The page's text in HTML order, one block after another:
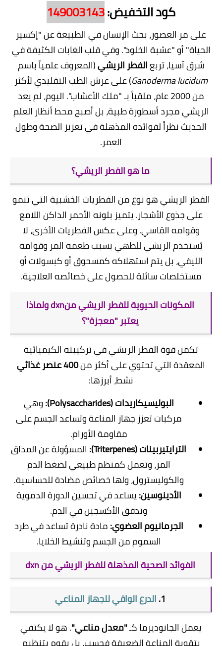
كود التخفيض:149003143
​على مر العصور، بحث الإنسان في الطبيعة عن "إكسير
الحياة" أو "عشبة الخلود". وفي قلب الغابات الكثيفة في
شرق آسيا، تربعالفطر الريشي(المعروف علمياً باسم
Ganoderma lucidum) على عرش الطب التقليدي لأكثر
من 2000 عام، ملقباً بـ "ملك الأعشاب". اليوم، لم يعد
الريشي مجرد أسطورة طبية، بل أصبح محط أنظار العلم
الحديث نظراً لفوائده المذهلة في تعزيز الصحة وطول
العمر.
​ما هو الفطر الريشي؟
​الفطر الريشي هو نوع من الفطريات الخشبية التي تنمو
على جذوع الأشجار. يتميز بلونه الأحمر الداكن اللامع
وقوامه القاسي. وعلى عكس الفطريات الأخرى، لا
يُستخدم الريشي للطهي بسبب طعمه المر وقوامه
الليفي، بل يتم استهلاكه كمسحوق أو كبسولات أو
مستخلصات سائلة للحصول على خصائصه العلاجية.
المكونات الحيوية للفطر الريشي منdxn ولماذا
يعتبر "معجزة"؟
​تكمن قوة الفطر الريشي في تركيبته الكيميائية
المعقدة التي تحتوي على أكثر من400 عنصر غذائي
نشط، أبرزها:
البوليسيكاريدات (Polysaccharides):
وهي
مركبات تعزز جهاز المناعة وتساعد الجسم على
مقاومة الأورام.
الترايتيربينات (Triterpenes):
المسؤولة عن المذاق
المر، وتعمل كمنظم طبيعي لضغط الدم
والكوليسترول، ولها خصائص مضادة للحساسية.
الأدينوسين:يساعد في تحسين الدورة الدموية
وتدفق الأكسجين في الدم.
الجرمانيوم العضوي:مادة نادرة تساعد في طرد
السموم من الجسم وتنشيط الخلايا.
​الفوائد الصحية المذهلة للفطر الريشي من dxn
​1. الدرع الواقي للجهاز المناعي
​يعمل الجانوديرما كـ"معدل مناعي". هو لا يكتفي